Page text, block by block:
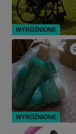
WYRÓŻNIONE
WYRÓŻNIONE